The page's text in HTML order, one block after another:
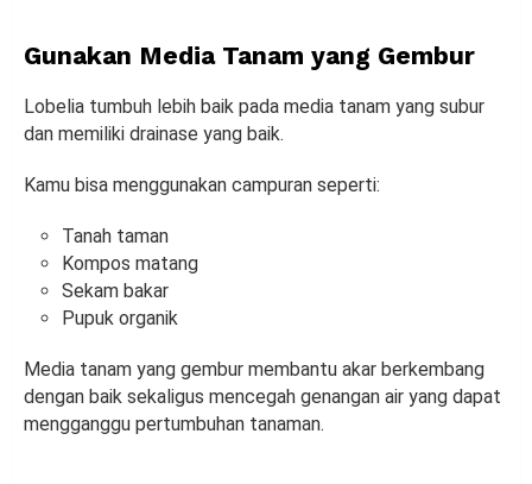
Gunakan Media Tanam yang Gembur
Lobelia tumbuh lebih baik pada media tanam yang subur
dan memiliki drainase yang baik.
Kamu bisa menggunakan campuran seperti:
Tanah taman
Kompos matang
Sekam bakar
Pupuk organik
Media tanam yang gembur membantu akar berkembang
dengan baik sekaligus mencegah genangan air yang dapat
mengganggu pertumbuhan tanaman.